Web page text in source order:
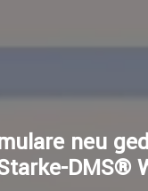
neu
DMS®